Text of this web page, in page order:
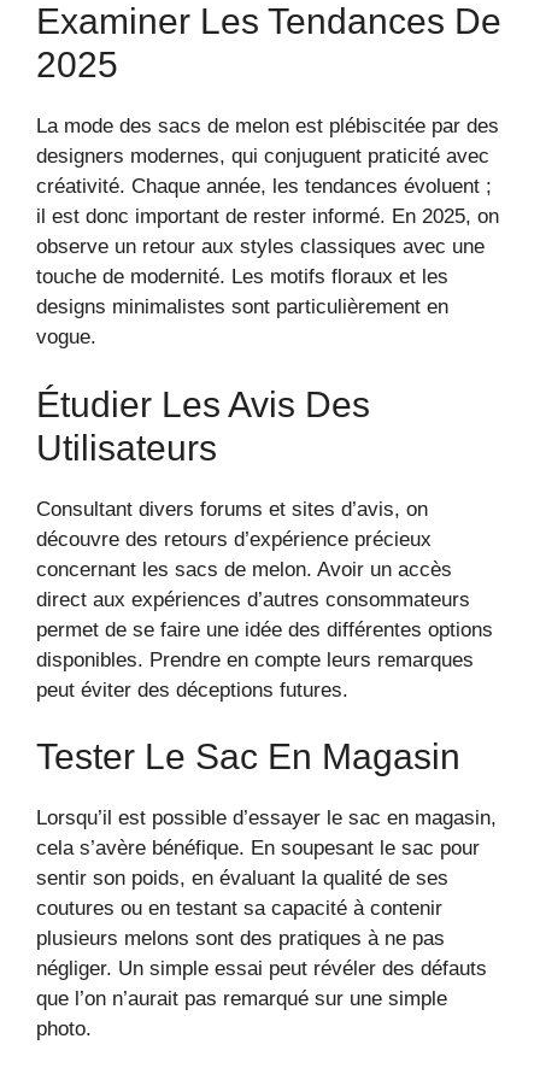
Examiner Les Tendances De
2025
La mode des sacs de melon est plébiscitée par des
designers modernes, qui conjuguent praticité avec
créativité. Chaque année, les tendances évoluent ;
il est donc important de rester informé. En 2025, on
observe un retour aux styles classiques avec une
touche de modernité. Les motifs floraux et les
designs minimalistes sont particulièrement en
vogue.
Étudier Les Avis Des
Utilisateurs
Consultant divers forums et sites d’avis, on
découvre des retours d’expérience précieux
concernant les sacs de melon. Avoir un accès
direct aux expériences d’autres consommateurs
permet de se faire une idée des différentes options
disponibles. Prendre en compte leurs remarques
peut éviter des déceptions futures.
Tester Le Sac En Magasin
Lorsqu’il est possible d’essayer le sac en magasin,
cela s’avère bénéfique. En soupesant le sac pour
sentir son poids, en évaluant la qualité de ses
coutures ou en testant sa capacité à contenir
plusieurs melons sont des pratiques à ne pas
négliger. Un simple essai peut révéler des défauts
que l’on n’aurait pas remarqué sur une simple
photo.